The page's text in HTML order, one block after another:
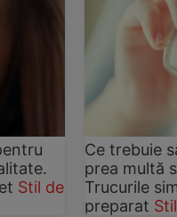
Stil de
Ce trebuie
prea multă
Trucurile
preparat